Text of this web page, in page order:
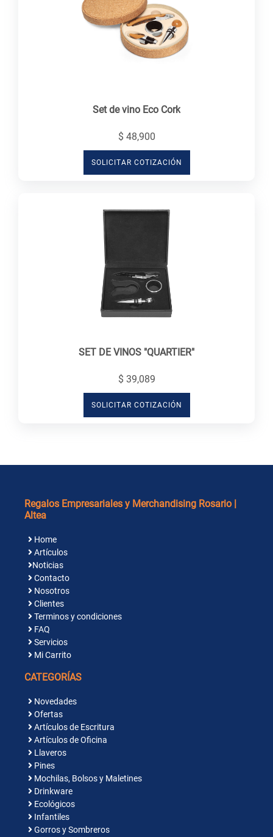
Set de vino Eco Cork
$ 48,900
SOLICITAR COTIZACIÓN
SET DE VINOS "QUARTIER"
$ 39,089
SOLICITAR COTIZACIÓN
Regalos Empresariales y Merchandising Rosario |
Altea
Home
Artículos
Noticias
Contacto
Nosotros
Clientes
Terminos y condiciones
FAQ
Servicios
Mi Carrito
CATEGORÍAS
Novedades
Ofertas
Artículos de Escritura
Artículos de Oficina
Llaveros
Pines
Mochilas, Bolsos y Maletines
Drinkware
Ecológicos
Infantiles
Gorros y Sombreros